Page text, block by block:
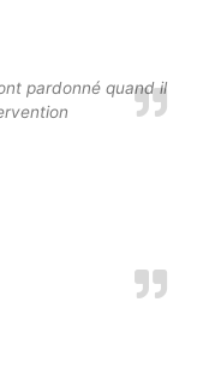
pardonné quand il